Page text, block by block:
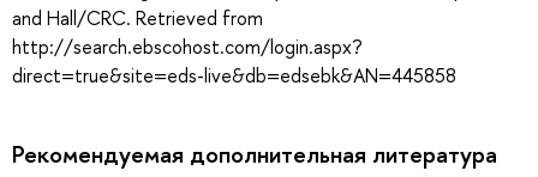
and Hall/CRC. Retrieved from
http://search.ebscohost.com/login.aspx?
direct=true&site=eds-live&db=edsebk&AN=445858
Рекомендуемая дополнительная литература